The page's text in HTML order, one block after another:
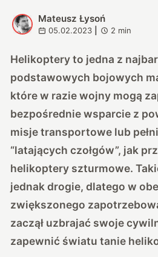
M
Mateusz Łysoń
05.02.2023 2 min
Helikoptery to jedna z
podstawowych bojowych
które w razie wojny mogą
bezpośrednie wsparcie z
misje transportowe lub
“latających czołgów”, jak
helikoptery szturmowe.
jednak drogie, dlatego w
zwiększonego
zaczął uzbrajać swoje
zapewnić światu tanie